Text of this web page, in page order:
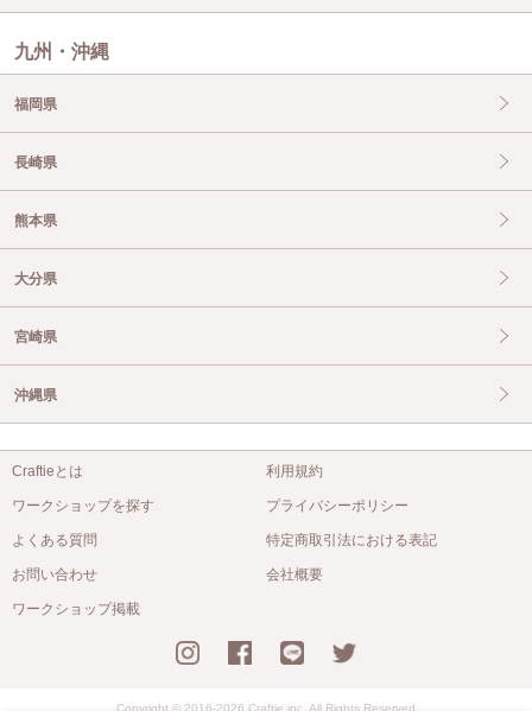
九州・沖縄
福岡県
長崎県
熊本県
大分県
宮崎県
沖縄県
Craftieとは
ワークショップを探す
よくある質問
お問い合わせ
ワークショップ掲載
利用規約
プライバシーポリシー
特定商取引法における表記
会社概要